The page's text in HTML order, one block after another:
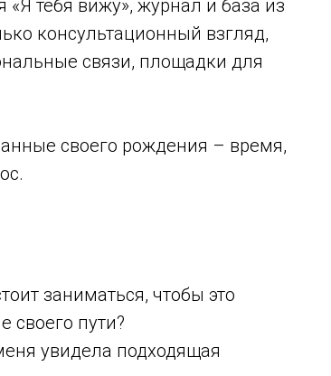
«Я тебя вижу», журнал и база из
консультационный взгляд,
связи, площадки для
своего рождения – время,
заниматься, чтобы это
своего пути?
увидела подходящая